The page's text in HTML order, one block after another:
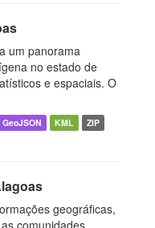
um panorama
no estado de
e espaciais. O
GeoJSON KML
ZIP
geográficas,
comunidades